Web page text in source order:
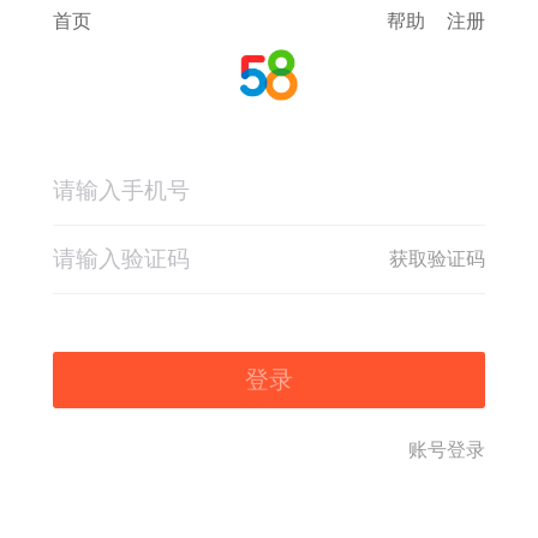
首页 帮助 注册
获取验证码
登录
账号登录